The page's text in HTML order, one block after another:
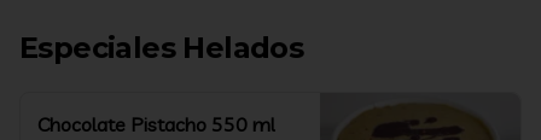
Especiales Helados
Chocolate Pistacho 550 ml